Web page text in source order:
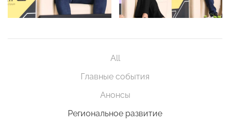
All
Главные события
Анонсы
Региональное развитие